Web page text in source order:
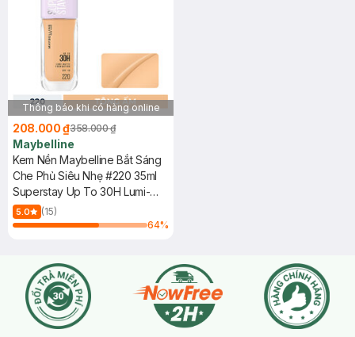
Thông báo khi có hàng online
208.000 ₫358.000 ₫
Maybelline
Kem Nền Maybelline Bắt Sáng
Che Phủ Siêu Nhẹ #220 35ml
Superstay Up To 30H Lumi-
Matte Foundation SPF16 PA+++
5.0
(15)
64%